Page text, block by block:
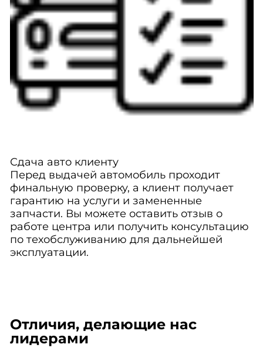
Сдача авто клиенту
Перед выдачей автомобиль проходит
финальную проверку, а клиент получает
гарантию на услуги и замененные
запчасти. Вы можете оставить отзыв о
работе центра или получить консультацию
по техобслуживанию для дальнейшей
эксплуатации.
Отличия, делающие нас
лидерами